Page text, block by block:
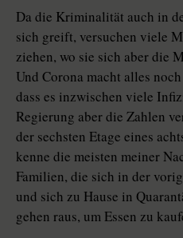
Da die Kriminalität auch in
sich greift, versuchen viele
ziehen, wo sie sich aber die
Und Corona macht alles
dass es inzwischen viele
Regierung aber die Zahlen
der sechsten Etage eines
kenne die meisten meiner
Familien, die sich in der
und sich zu Hause in
gehen raus, um Essen zu